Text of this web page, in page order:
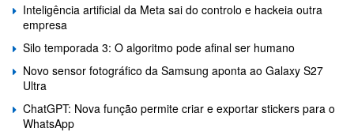
Inteligência artificial da Meta sai do controlo e hackeia outra
empresa
Silo temporada 3: O algoritmo pode afinal ser humano
Novo sensor fotográfico da Samsung aponta ao Galaxy S27
Ultra
ChatGPT: Nova função permite criar e exportar stickers para o
WhatsApp